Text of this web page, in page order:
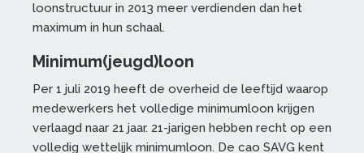
loonstructuur in 2013 meer verdienden dan het
maximum in hun schaal.
Minimum(jeugd)loon
Per 1 juli 2019 heeft de overheid de leeftijd waarop
medewerkers het volledige minimumloon krijgen
verlaagd naar 21 jaar. 21-jarigen hebben recht op een
volledig wettelijk minimumloon. De cao SAVG kent